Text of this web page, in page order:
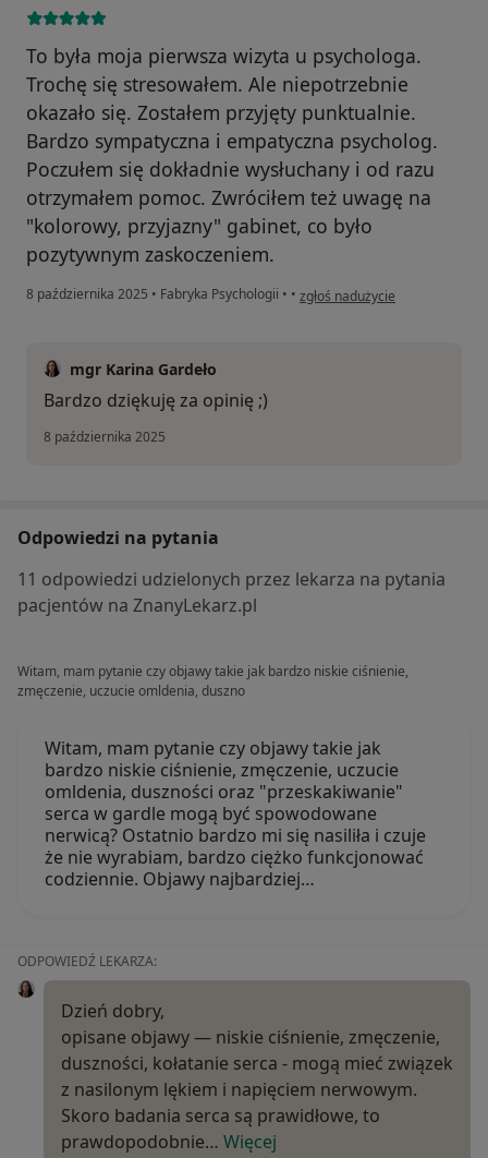
To była moja pierwsza wizyta u psychologa.
Trochę się stresowałem. Ale niepotrzebnie
okazało się. Zostałem przyjęty punktualnie.
Bardzo sympatyczna i empatyczna psycholog.
Poczułem się dokładnie wysłuchany i od razu
otrzymałem pomoc. Zwróciłem też uwagę na
"kolorowy, przyjazny" gabinet, co było
pozytywnym zaskoczeniem.
8 października 2025 • Fabryka Psychologii • • w opinii użytkownika Krzysztof
zgłoś nadużycie
mgr Karina Gardeło
Bardzo dziękuję za opinię ;)
8 października 2025
Odpowiedzi na pytania
11 odpowiedzi udzielonych przez lekarza na pytania
pacjentów na ZnanyLekarz.pl
Witam, mam pytanie czy objawy takie jak bardzo niskie ciśnienie,
zmęczenie, uczucie omldenia, duszno
Witam, mam pytanie czy objawy takie jak
bardzo niskie ciśnienie, zmęczenie, uczucie
omldenia, duszności oraz "przeskakiwanie"
serca w gardle mogą być spowodowane
nerwicą? Ostatnio bardzo mi się nasiliła i czuje
że nie wyrabiam, bardzo ciężko funkcjonować
codziennie. Objawy najbardziej…
ODPOWIEDŹ LEKARZA:
Dzień dobry,
opisane objawy — niskie ciśnienie, zmęczenie,
duszności, kołatanie serca - mogą mieć związek
z nasilonym lękiem i napięciem nerwowym.
Skoro badania serca są prawidłowe, to
prawdopodobnie… Więcej